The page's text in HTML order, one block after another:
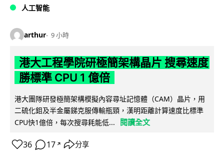
人工智能
arthur 9 小時
港大工程學院研極簡架構晶片 搜尋速度
勝標準 CPU 1 億倍
港大團隊研發極簡架構模擬內容尋址記憶體（CAM）晶片，用
二硫化鉬及半金屬銻克服傳輸瓶頸，漢明距離計算速度比標準
CPU快1億倍，每次搜尋耗能低...
閱讀全文
36 17 ↗ 分享